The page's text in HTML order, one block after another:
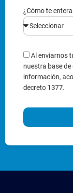
¿Cómo te
Al enviarnos
nuestra base
información,
decreto 1377.